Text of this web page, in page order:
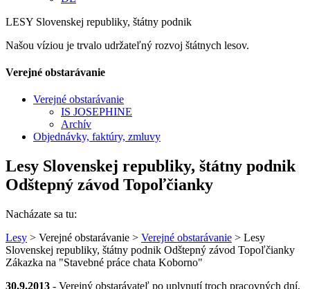
LESY Slovenskej republiky, štátny podnik
Našou víziou je trvalo udržateľný rozvoj štátnych lesov.
Verejné obstarávanie
Verejné obstarávanie
IS JOSEPHINE
Archív
Objednávky, faktúry, zmluvy
Lesy Slovenskej republiky, štátny podnik
Odštepný závod Topoľčianky
Nacházate sa tu:
Lesy > Verejné obstarávanie > Verejné obstarávanie > Lesy
Slovenskej republiky, štátny podnik Odštepný závod Topoľčianky
Zákazka na "Stavebné práce chata Koborno"
30.9.2013 - Verejný obstarávateľ po uplynutí troch pracovných dní,